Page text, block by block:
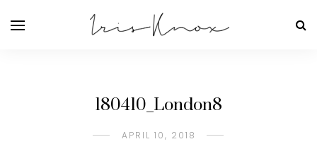
180410_London8
APRIL 10, 2018